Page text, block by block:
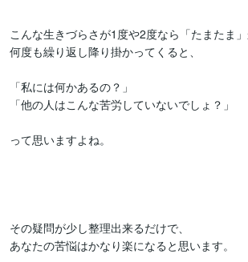
こんな生きづらさが1度や2度なら「たまたま」
何度も繰り返し降り掛かってくると、
「私には何かあるの？」
「他の人はこんな苦労していないでしょ？」
って思いますよね。
その疑問が少し整理出来るだけで、
あなたの苦悩はかなり楽になると思います。